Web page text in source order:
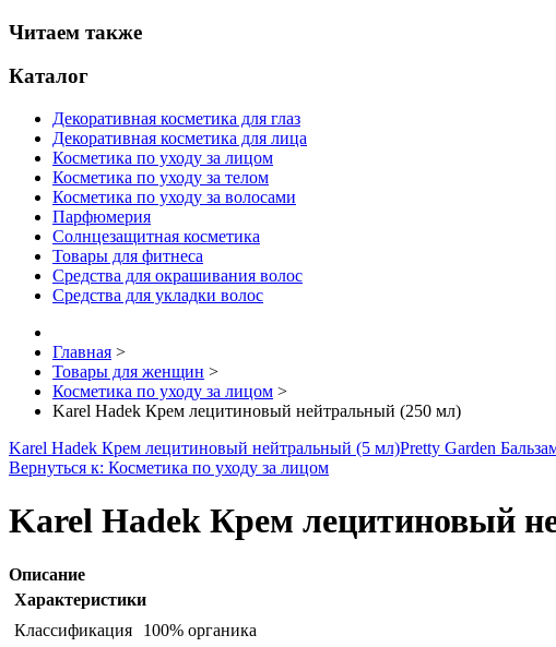
Читаем также
Каталог
Декоративная косметика для глаз
Декоративная косметика для лица
Косметика по уходу за лицом
Косметика по уходу за телом
Косметика по уходу за волосами
Парфюмерия
Солнцезащитная косметика
Товары для фитнеса
Средства для окрашивания волос
Средства для укладки волос
Главная >
Товары для женщин >
Косметика по уходу за лицом >
Karel Hadek Крем лецитиновый нейтральный (250 мл)
Karel Hadek Крем лецитиновый нейтральный (5 мл)Pretty Garden
Вернуться к: Косметика по уходу за лицом
Karel Hadek Крем лецитиновый
Описание
Характеристики
Классификация
100% органика